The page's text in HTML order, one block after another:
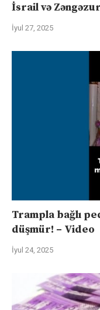
İsrail və
İyul 27, 2025
Trampla bağlı
düşmür! – Video
İyul 24, 2025